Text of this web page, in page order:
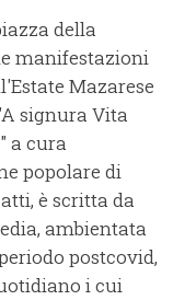
della
manifestazioni
Mazarese
signura Vita
a cura
popolare di
è scritta da
ambientata
postcovid,
i cui